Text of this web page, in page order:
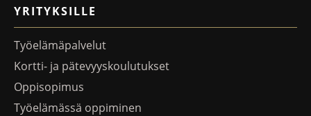
YRITYKSILLE
Työelämäpalvelut
Kortti- ja pätevyyskoulutukset
Oppisopimus
Työelämässä oppiminen